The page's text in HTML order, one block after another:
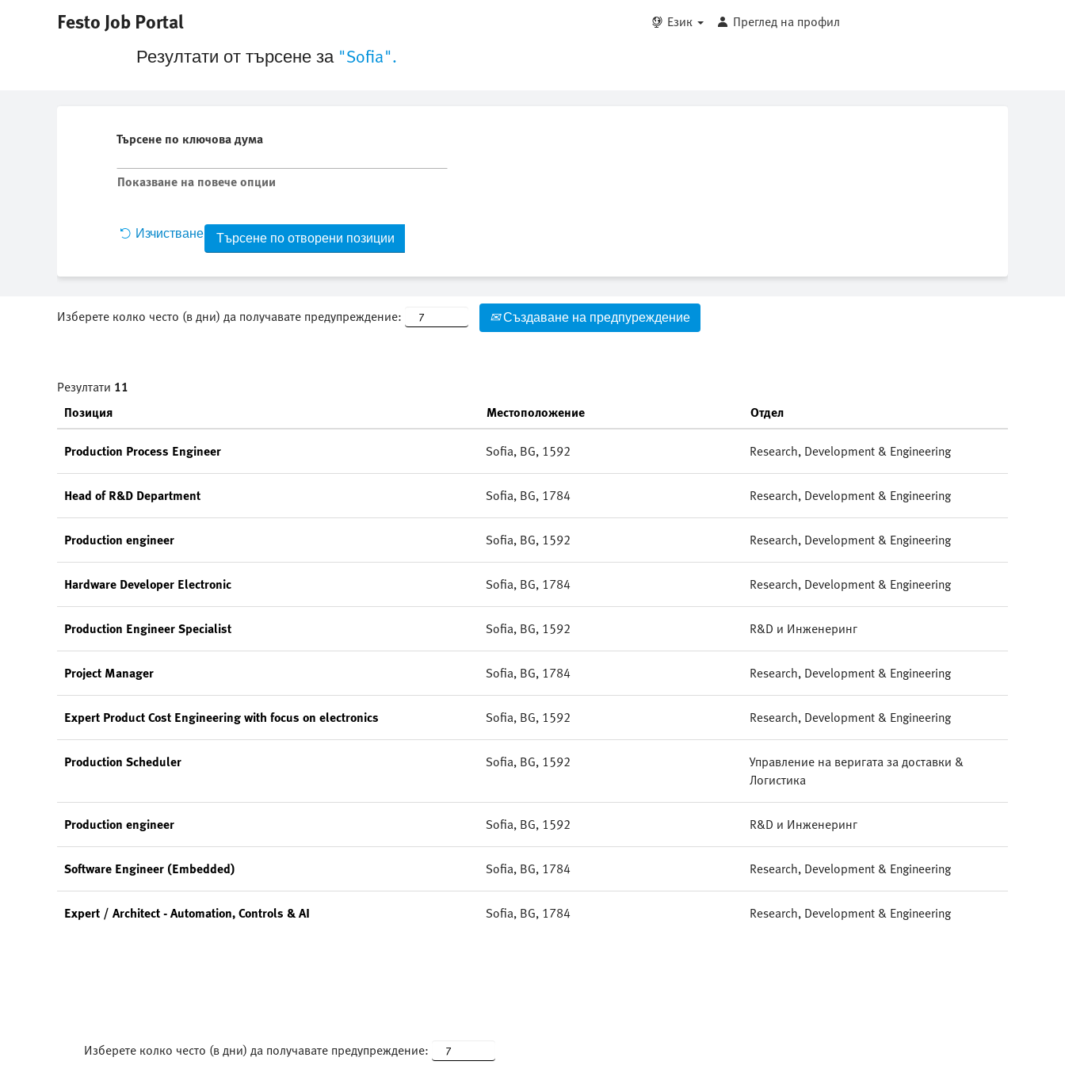
Festo Job Portal Език Преглед на профил
Начало | Sofia в Festo SE & Co. KG
Резултати от търсене за"Sofia".
Търсене по ключова дума
Показване на повече опции
Изчистване
Изберете колко често (в дни) да получавате предупреждение: Създаване на предпуреждение
Резултати 11
Позиция
Местоположение Отдел
Production Process Engineer Sofia, BG, 1592 Research, Development & Engineering
Head of R&D Department Sofia, BG, 1784 Research, Development & Engineering
Production engineer Sofia, BG, 1592 Research, Development & Engineering
Hardware Developer Electronic Sofia, BG, 1784 Research, Development & Engineering
Production Engineer Specialist Sofia, BG, 1592 R&D и Инженеринг
Project Manager Sofia, BG, 1784 Research, Development & Engineering
Expert Product Cost Engineering with focus on electronics Sofia, BG, 1592 Research, Development & Engineering
Production Scheduler Sofia, BG, 1592
Управление на веригата за доставки &
Логистика
Production engineer Sofia, BG, 1592 R&D и Инженеринг
Software Engineer (Embedded) Sofia, BG, 1784 Research, Development & Engineering
Expert / Architect - Automation, Controls & AI Sofia, BG, 1784 Research, Development & Engineering
Изберете колко често (в дни) да получавате предупреждение: